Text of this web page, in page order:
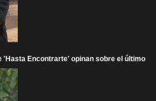
Encontrarte' opinan sobre el último